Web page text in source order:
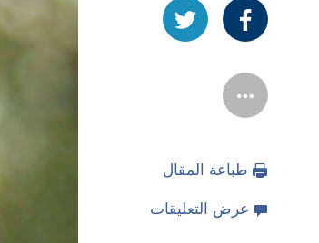
طباعة المقال
عرض التعليقات